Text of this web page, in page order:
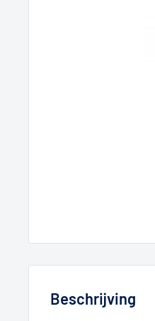
Beschrijving